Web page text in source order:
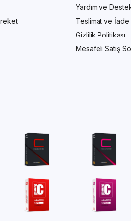
Yardım ve
Teslimat ve İade
Gizlilik Politikası
Mesafeli Satış